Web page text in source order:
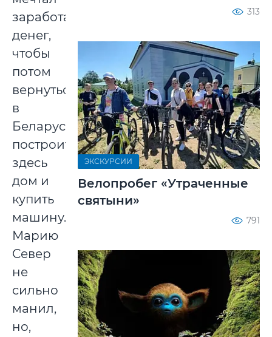
заработать
денег,
чтобы
потом
вернуться
в
Беларусь,
построить
здесь
дом и
купить
машину.
Марию
Север
не
сильно
манил,
но,
313
ЭКСКУРСИИ
Велопробег «Утраченные
святыни»
791